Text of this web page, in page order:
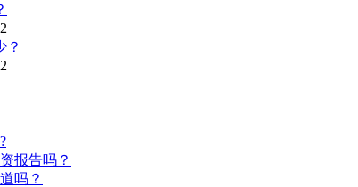
？
报告吗？
吗？